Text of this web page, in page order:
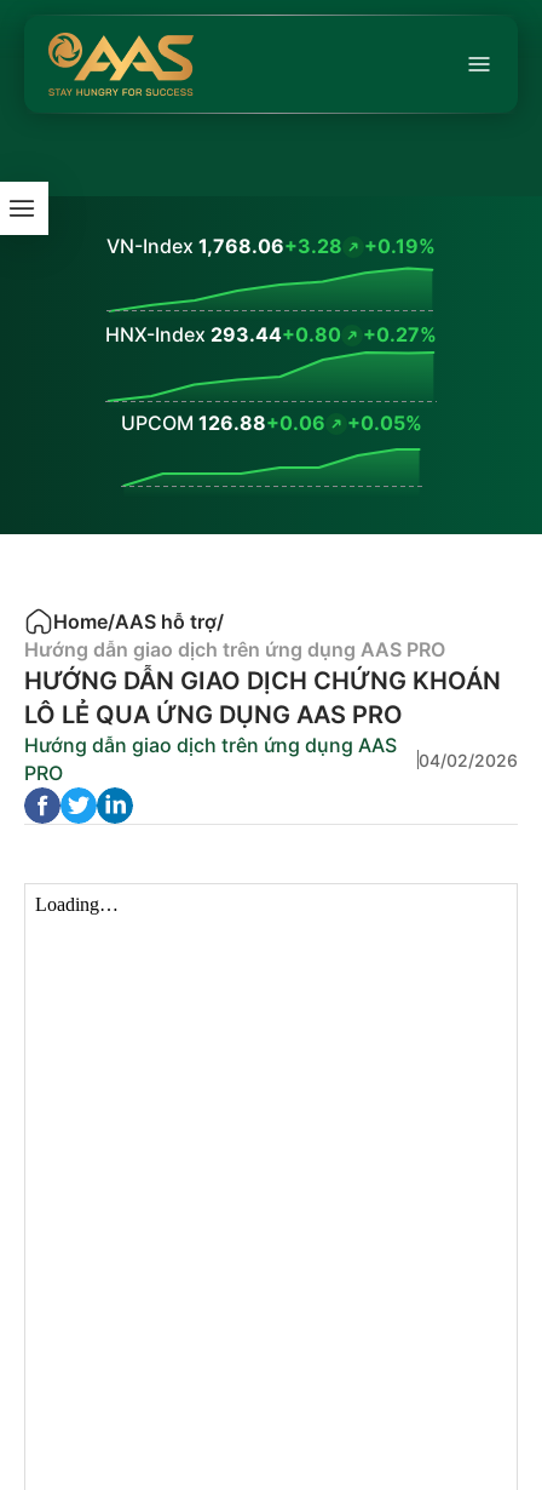
VN-Index 1,768.06+3.28 +0.19%
HNX-Index 293.44+0.80 +0.27%
UPCOM 126.88+0.06 +0.05%
Home/AAS hỗ trợ/
Hướng dẫn giao dịch trên ứng dụng AAS PRO
HƯỚNG DẪN GIAO DỊCH CHỨNG KHOÁN
LÔ LẺ QUA ỨNG DỤNG AAS PRO
Hướng dẫn giao dịch trên ứng dụng AAS
PRO
04/02/2026